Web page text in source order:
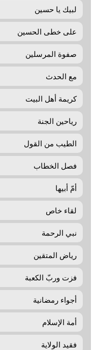
لبیك یا حسین
علی خطی الحسین
صفوة المرسلين
مع الحدث
كريمة أهل البيت
رياحين الجنة
الطيب من القول
فصل الخطاب
أمّ‌ أبیها
لقاء خاص
نبي الرحمة
رياض المتقين
فزت وربّ الکعبة
أجواء رمضانیة
أمة الإسلام
فقيد الولاية